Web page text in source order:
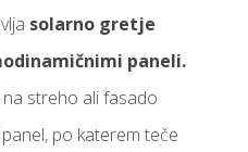
solarno gretje
paneli.
streho ali fasado
po katerem teče